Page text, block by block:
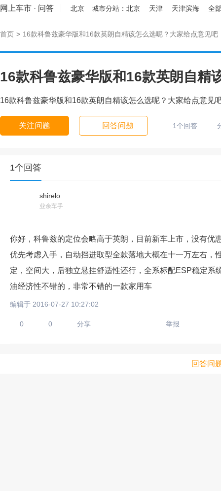
网上车市 · 问答 北京 城市分站： 北京 天津 天津滨海 全
首页 > 16款科鲁兹豪华版和16款英朗自精该怎么选呢？大家给点意见吧
16款科鲁兹豪华版和16款英朗自精
16款科鲁兹豪华版和16款英朗自精该怎么选呢？大家给点意见
关注问题 回答问题 1个回答
1个回答
shirelo
业余车手
你好，科鲁兹的定位会略高于英朗，目前新车上市，没有优
优先考虑入手，自动挡进取型全款落地大概在十一万左右，
定，空间大，后独立悬挂舒适性还行，全系标配ESP稳定
油经济性不错的，非常不错的一款家用车
编辑于 2016-07-27 10:27:02
0 0 分享 举报
回答问